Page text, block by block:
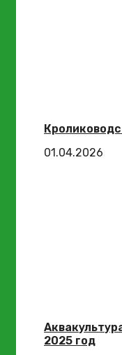
01.04.2026
2025 год